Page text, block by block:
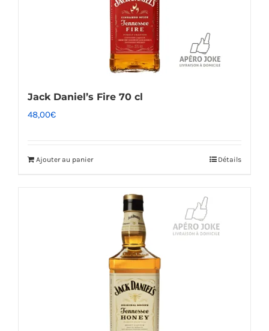
Jack Daniel’s Fire 70 cl
48,00€
Ajouter au panier Détails